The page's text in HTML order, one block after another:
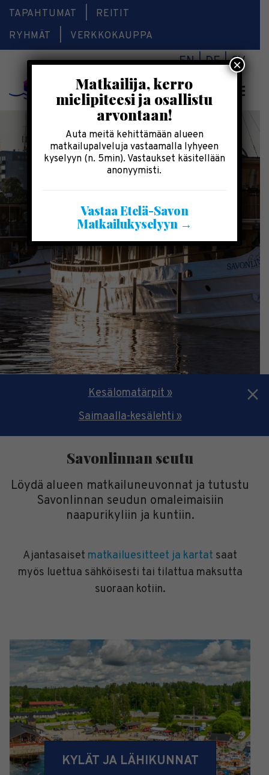
TAPAHTUMAT
REITIT
RYHMÄT
VERKKOKAUPPA
EN DE SV
Kesälomatärpit »
Saimaalla-kesälehti »
Savonlinnan seutu
Löydä alueen matkailuneuvonnat ja tutustu
Savonlinnan seudun omaleimaisiin
naapurikyliin ja kuntiin.
Ajantasaiset matkailuesitteet ja kartat saat
myös luettua sähköisesti tai tilattua maksutta
suoraan kotiin.
KYLÄT JA LÄHIKUNNAT
Matkailija, kerro
mielipiteesi ja osallistu
arvontaan!
Auta meitä kehittämään alueen
matkailupalveluja vastaamalla lyhyeen
kyselyyn (n. 5min). Vastaukset käsitellään
anonyymisti.
Vastaa Etelä-Savon
Matkailukyselyyn →
×